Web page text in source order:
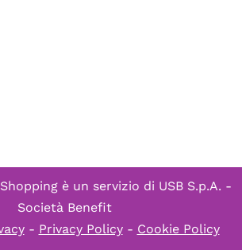
è un servizio di USB S.p.A. -
Società Benefit
- Privacy Policy- Cookie Policy